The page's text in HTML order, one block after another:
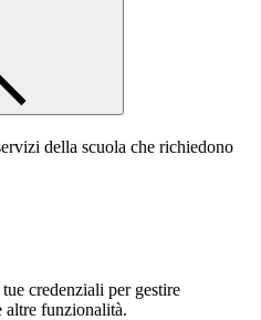
della scuola che richiedono
credenziali per gestire
altre funzionalità.